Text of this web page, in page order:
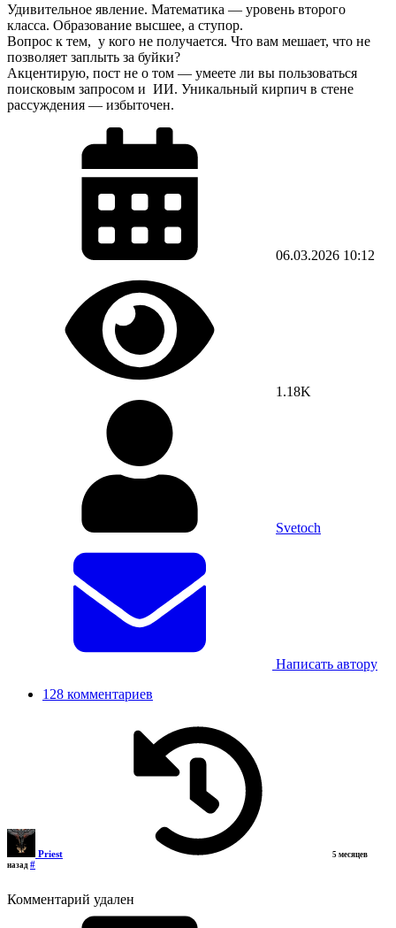
Удивительное явление. Математика — уровень второго
класса. Образование высшее, а ступор.
Вопрос к тем, у кого не получается. Что вам мешает, что не
позволяет заплыть за буйки?
Акцентирую, пост не о том — умеете ли вы пользоваться
поисковым запросом и ИИ. Уникальный кирпич в стене
рассуждения — избыточен.
06.03.2026 10:12
1.18K
Svetoch
Написать автору
128 комментариев
Priest
5 месяцев
назад #
Комментарий удален